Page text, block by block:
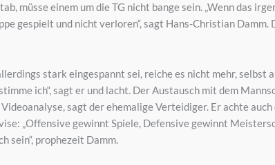
müsse einem um die TG nicht bange sein. „Wenn das
gespielt und nicht verloren“, sagt Hans-Christian
stark eingespannt sei, reiche es nicht mehr, selbst
ich“, sagt er und lacht. Der Austausch mit dem
sagt der ehemalige Verteidiger. Er achte auch
„Offensive gewinnt Spiele, Defensive gewinnt
sein“, prophezeit Damm.